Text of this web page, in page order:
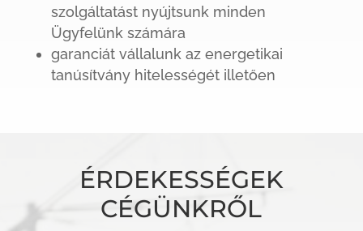
szolgáltatást nyújtsunk minden
Ügyfelünk számára
garanciát vállalunk az energetikai
tanúsítvány hitelességét illetően
ÉRDEKESSÉGEK
CÉGÜNKRŐL